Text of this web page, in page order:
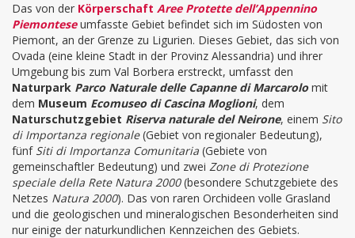
Das von der Körperschaft Aree Protette dell’Appennino
Piemonteseumfasste Gebiet befindet sich im Südosten von
Piemont, an der Grenze zu Ligurien. Dieses Gebiet, das sich von
Ovada (eine kleine Stadt in der Provinz Alessandria) und ihrer
Umgebung bis zum Val Borbera erstreckt, umfasst den
Naturpark Parco Naturale delle Capanne di Marcarolo mit
dem Museum Ecomuseo di Cascina Moglioni, dem
Naturschutzgebiet Riserva naturale del Neirone, einem Sito
di Importanza regionale(Gebiet von regionaler Bedeutung),
fünf Siti di Importanza Comunitaria (Gebiete von
gemeinschaftler Bedeutung) und zwei Zone di Protezione
speciale della Rete Natura 2000(besondere Schutzgebiete des
Netzes Natura 2000). Das von raren Orchideen volle Grasland
und die geologischen und mineralogischen Besonderheiten sind
nur einige der naturkundlichen Kennzeichen des Gebiets.